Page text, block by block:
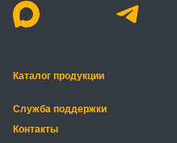
Каталог продукции
Служба поддержки
Контакты